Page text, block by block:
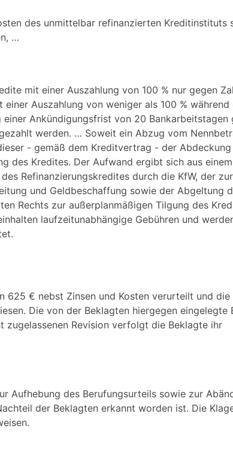
des unmittelbar refinanzierten Kreditinstituts
…
mit einer Auszahlung von 100 % nur gegen
Auszahlung von weniger als 100 % während
Ankündigungsfrist von 20 Bankarbeitstagen
werden. … Soweit ein Abzug vom
- gemäß dem Kreditvertrag - der
des Kredites. Der Aufwand ergibt sich aus einem
Refinanzierungskredites durch die KfW, der
und Geldbeschaffung sowie der Abgeltung
Rechts zur außerplanmäßigen Tilgung des
laufzeitunabhängige Gebühren und
625 € nebst Zinsen und Kosten verurteilt und die
Die von der Beklagten hiergegen eingelegte
Revision verfolgt die Beklagte ihr
Aufhebung des Berufungsurteils sowie zur
der Beklagten erkannt worden ist. Die